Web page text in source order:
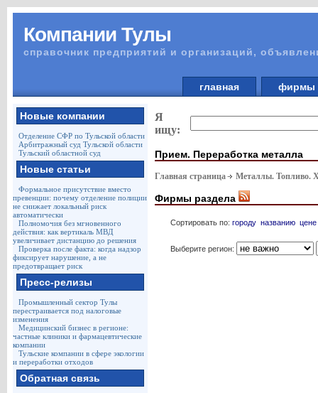
Компании Тулы
справочник предприятий и организаций,
главная
Новые компании
Отделение СФР по Тульской области
Арбитражный суд Тульской области
Тульский областной суд
Новые статьи
Формальное присутствие вместо
превенции: почему отделение полиции
не снижает локальный риск
автоматически
Полномочия без мгновенного
действия: как вертикаль МВД
увеличивает дистанцию до решения
Проверка после факта: когда надзор
фиксирует нарушение, а не
предотвращает риск
Пресс-релизы
Промышленный сектор Тулы
перестраивается под налоговые
изменения
Медицинский бизнес в регионе:
частные клиники и фармацевтические
компании
Тульские компании в сфере экологии
и переработки отходов
Обратная связь
Я
ищу:
Прием. Переработка металла
Главная страница Металлы. Топливо.
Фирмы раздела
Сортировать по: городу названию цене
Выберите регион: